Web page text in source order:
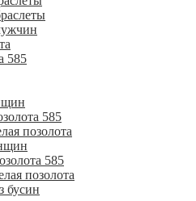
585
585
позолота
585
позолота
бусин